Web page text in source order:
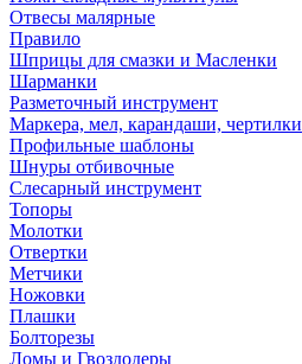
Отвесы малярные
Правило
Шприцы для смазки и Масленки
Шарманки
Разметочный инструмент
Маркера, мел, карандаши, чертилки
Профильные шаблоны
Шнуры отбивочные
Слесарный инструмент
Топоры
Молотки
Отвертки
Метчики
Ножовки
Плашки
Болторезы
Ломы и Гвоздодеры